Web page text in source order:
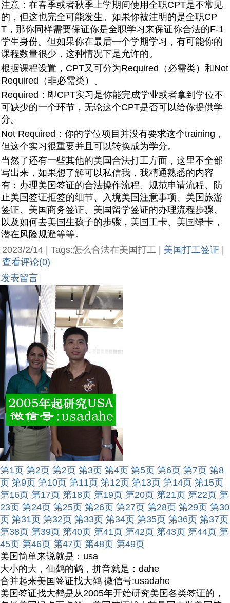
注意：在春季或者秋季上学期间使用全职CPT是不常见
的，但这也完全可能发生。如果你被注明的是全职CP
T，那你同样需要保证你是全职学习来保证你合法的F-1
学生身份。但如果你在最后一个学期学习，有可能你的
课程数量很少，这种情况下是允许的。
根据课程设置，CPT又可分为Required（必需类）和Not
Required（非必需类）。
Required：即CPT实习是你能完成学业或者拿到学位不
可缺少的一个环节，无论这个CPT是否可以给你提供学
分。
Not Required：你的学位项目并没有要求这个training，
但这个实习很重要并且可以转换成为学分。
当然了还有一些其他的美国合法打工方面，这里不全部
写出来，如果想了解可以私信我，我精通熟悉的内容
有：办理美国签证的合法操作流程、规范申请流程、防
止美国签证拒签的细节、入境美国注意事项、美国旅游
签证、美国商务签证、美国留学签证的办理流程步骤、
以及如何去美国生孩子的步骤，美国工卡、美国绿卡，
潜在风险规避等等。
2023/2/14 | Tags:怎么合法在美国打工 | 美国打工签证
查看评论(0)
发表留言
第1页 第2页 第2页 第3页 第4页 第5页 第6页 第7页 第8
页 第9页 第10页 第11页 第12页 第13页 第14页 第15页
第16页 第17页 第18页 第19页 第20页 第21页 第22页 第
23页 第24页 第25页 第26页 第27页 第28页 第29页 第30
页 第31页 第32页 第33页 第34页 第35页 第36页 第37页
第38页 第39页 第40页 第41页 第42页 第43页 第44页 第
45页 第46页 第47页 第48页 第49页
美国简单来说就是：usa
大小的大，仙鹤的鹤，拼音就是：dahe
合并起来美国签证找大鹤 微信号:usadahe
美国签证找大鹤是从2005年开始研究美国各类签证的，